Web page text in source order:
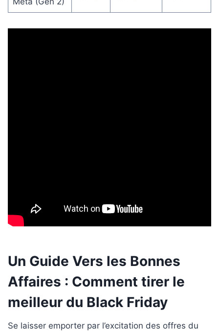
Un Guide Vers les Bonnes
Affaires : Comment tirer le
meilleur du Black Friday
Se laisser emporter par l’excitation des offres du